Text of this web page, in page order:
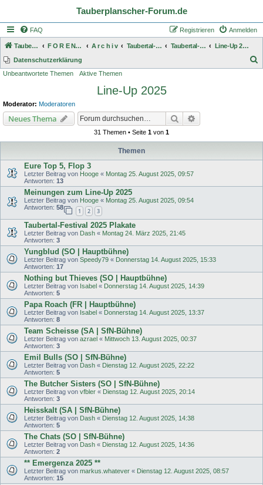
Tauberplanscher-Forum.de
FAQ Anmelden
Registrieren
Tauberplanscher-Forum.de F O R E N - Ü B E R S I C H T A r c h i v Taubertal-Festivals 2006 - 2025 Taubertal-Festival 2025
Line-Up 2025
Datenschutzerklärung
Unbeantwortete Themen Aktive Themen
Line-Up 2025
Moderator: Moderatoren
Neues Thema Suche
31 Themen • Seite 1 von 1
Themen
Eure Top 5, Flop 3
Letzter Beitrag von Hooge « Montag 25. August 2025, 09:57
Antworten: 13
Meinungen zum Line-Up 2025
Letzter Beitrag von Hooge « Montag 25. August 2025, 09:54
Antworten: 58
1 2 3
Taubertal-Festival 2025 Plakate
Letzter Beitrag von Dash « Montag 24. März 2025, 21:45
Antworten: 3
Yungblud (SO | Hauptbühne)
Letzter Beitrag von Speedy79 « Donnerstag 14. August 2025, 15:33
Antworten: 17
Nothing but Thieves (SO | Hauptbühne)
Letzter Beitrag von Isabel « Donnerstag 14. August 2025, 14:39
Antworten: 5
Papa Roach (FR | Hauptbühne)
Letzter Beitrag von Isabel « Donnerstag 14. August 2025, 13:37
Antworten: 8
Team Scheisse (SA | SfN-Bühne)
Letzter Beitrag von azrael « Mittwoch 13. August 2025, 00:37
Antworten: 3
Emil Bulls (SO | SfN-Bühne)
Letzter Beitrag von Dash « Dienstag 12. August 2025, 22:22
Antworten: 5
The Butcher Sisters (SO | SfN-Bühne)
Letzter Beitrag von vfbler « Dienstag 12. August 2025, 20:14
Antworten: 3
Heisskalt (SA | SfN-Bühne)
Letzter Beitrag von Dash « Dienstag 12. August 2025, 14:38
Antworten: 5
The Chats (SO | SfN-Bühne)
Letzter Beitrag von Dash « Dienstag 12. August 2025, 14:36
Antworten: 2
** Emergenza 2025 **
Letzter Beitrag von markus.whatever « Dienstag 12. August 2025, 08:57
Antworten: 15